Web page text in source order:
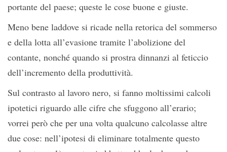
portante del paese; queste le cose buone e giuste.
Meno bene laddove si ricade nella retorica del sommerso
e della lotta all’evasione tramite l’abolizione del
contante, nonché quando si prostra dinnanzi al feticcio
dell’incremento della produttività.
Sul contrasto al lavoro nero, si fanno moltissimi calcoli
ipotetici riguardo alle cifre che sfuggono all’erario;
vorrei però che per una volta qualcuno calcolasse altre
due cose: nell’ipotesi di eliminare totalmente questo